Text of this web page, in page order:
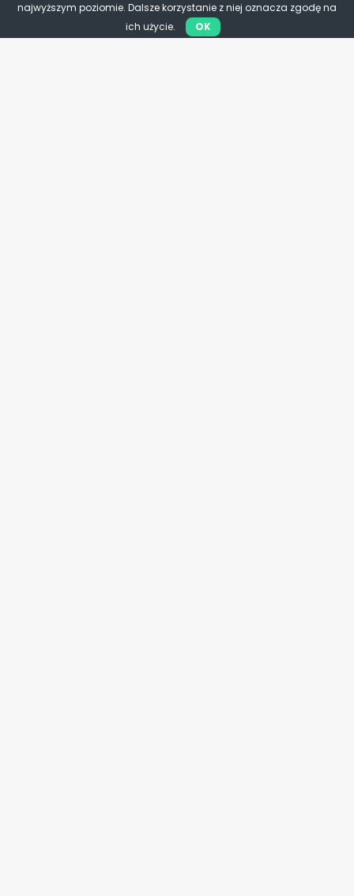
najwyższym poziomie. Dalsze korzystanie z niej oznacza zgodę na
ich użycie.
OK